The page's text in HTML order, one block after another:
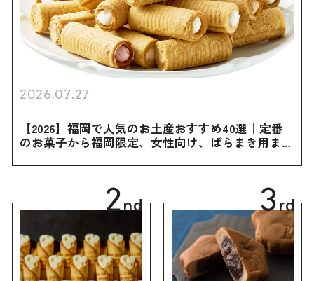
2026.07.27
【2026】福岡で人気のお土産おすすめ40選｜定番
のお菓子から福岡限定、女性向け、ばらまき用まで
2nd 3rd